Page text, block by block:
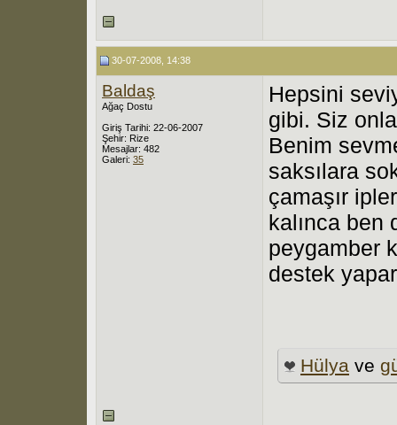
30-07-2008, 14:38
Baldaş
Ağaç Dostu
Giriş Tarihi: 22-06-2007
Şehir: Rize
Mesajlar: 482
Galeri: 35
Hepsini
gibi. Siz
Benim
saksılara
çamaşır
kalınca ben
peygamber
destek
Hülya ve